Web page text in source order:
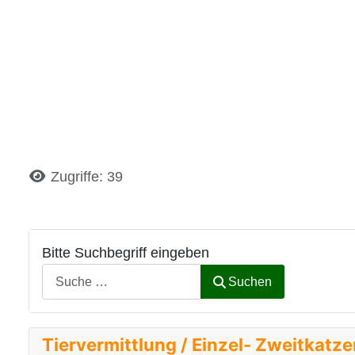
Bitte Suchbegriff eingeben
Suchen
Tiervermittlung / Einzel-
DetailsZugriffe: 39